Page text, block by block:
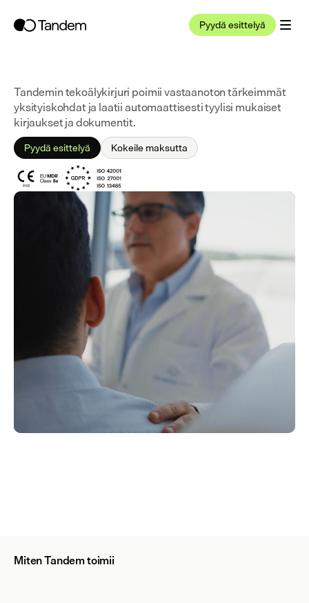
Pyydä esittelyä
Tandemin tekoälykirjuri poimii vastaanoton tärkeimmät
yksityiskohdat ja laatii automaattisesti tyylisi mukaiset
kirjaukset ja dokumentit.
Pyydä esittelyä Kokeile maksutta
Miten Tandem toimii